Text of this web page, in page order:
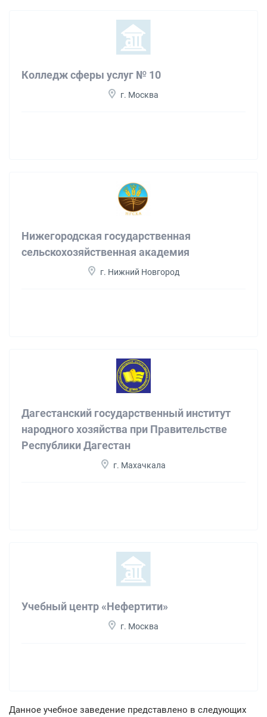
Колледж сферы услуг № 10
г. Москва
Нижегородская государственная
сельскохозяйственная академия
г. Нижний Новгород
Дагестанский государственный институт
народного хозяйства при Правительстве
Республики Дагестан
г. Махачкала
Учебный центр «Нефертити»
г. Москва
Данное учебное заведение представлено в следующих